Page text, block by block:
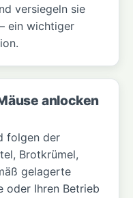
versiegeln sie
ein wichtiger
anlocken
folgen der
Brotkrümel,
gelagerte
oder Ihren Betrieb